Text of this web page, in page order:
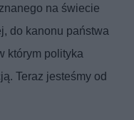
na świecie
do kanonu państwa
którym polityka
Teraz jesteśmy od